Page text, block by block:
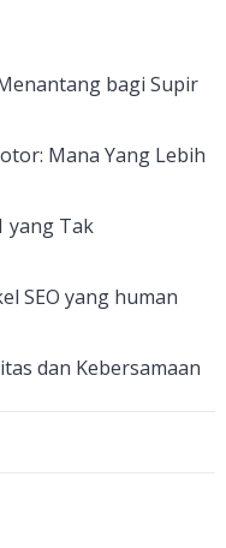
bagi Supir
Mana Yang Lebih
yang Tak
SEO yang human
dan Kebersamaan